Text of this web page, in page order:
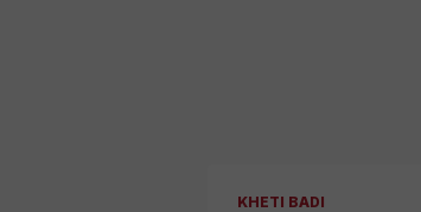
KHETI BADI